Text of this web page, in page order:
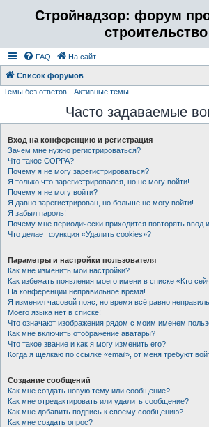
Стройнадзор: форум
строительство
FAQ На сайт
Список форумов
Темы без ответов Активные темы
Часто задаваемые
Вход на конференцию и регистрация
Зачем мне нужно регистрироваться?
Что такое COPPA?
Почему я не могу зарегистрироваться?
Я только что зарегистрировался, но не могу войти!
Почему я не могу войти?
Я давно зарегистрирован, но больше не могу войти!
Я забыл пароль!
Почему мне периодически приходится повторять ввод
Что делает функция «Удалить cookies»?
Параметры и настройки пользователя
Как мне изменить мои настройки?
Как избежать появления моего имени в списке «Кто
На конференции неправильное время!
Я изменил часовой пояс, но время всё равно
Моего языка нет в списке!
Что означают изображения рядом с моим именем
Как мне включить отображение аватары?
Что такое звание и как я могу изменить его?
Когда я щёлкаю по ссылке «email», от меня требуют
Создание сообщений
Как мне создать новую тему или сообщение?
Как мне отредактировать или удалить сообщение?
Как мне добавить подпись к своему сообщению?
Как мне создать опрос?